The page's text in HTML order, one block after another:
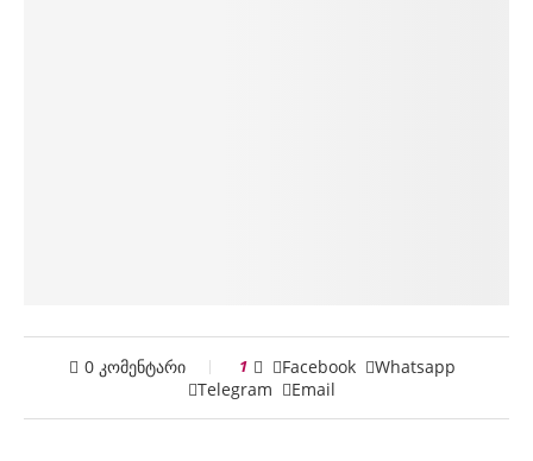
0 კომენტარი 1 Facebook
Whatsapp
Telegram
Email